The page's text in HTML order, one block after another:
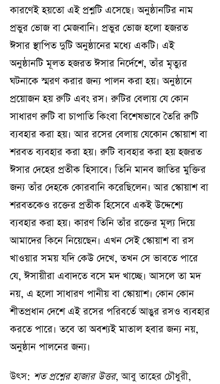
কারণেই হয়তো এই প্রশ্নটি এসেছে। অনুষ্ঠানটির নাম
প্রভুর ভোজ বা মেজবানি। প্রভুর ভোজ হলো হজরত
ঈসার স্থাপিত দুটি অনুষ্ঠানের মধ্যে একটি। এই
অনুষ্ঠানটি মূলত হজরত ঈসার নির্দেশে, তাঁর মৃত্যুর
ঘটনাকে স্মরণ করার জন্য পালন করা হয়। অনুষ্ঠানে
প্রয়োজন হয় রুটি এবং রস। রুটির বেলায় যে কোন
সাধারণ রুটি বা চাপাতি কিংবা বিশেষভাবে তৈরি রুটি
ব্যবহার করা হয়। আর রসের বেলায় যেকোন স্কোয়াশ বা
শরবত ব্যবহার করা হয়। রুটি ব্যবহার করা হয় হজরত
ঈসার দেহের প্রতীক হিসাবে। তিনি মানব জাতির মুক্তির
জন্য তাঁর দেহকে কোরবানি করেছিলেন। আর স্কোয়াশ বা
শরবতকেও রক্তের প্রতীক হিসেবে একই উদ্দেশ্যে
ব্যবহার করা হয়। কারণ তিনি তাঁর রক্তের মূল্য দিয়ে
আমাদের কিনে নিয়েছেন। এখন সেই স্কোয়াশ বা রস
খাওয়ার সময় যদি কেউ দেখে, তখন সে ভাবতে পারে
যে, ঈসায়ীরা এবাদতে বসে মদ খাচ্ছে। আসলে তা মদ
নয়, এ হলো সাধারণ পানীয় বা স্কোয়াশ। কোন কোন
শীতপ্রধান দেশে এই রসের পরিবর্তে আঙুর রসও ব্যবহার
করতে পারে। তবে তা অবশ্যই মাতাল হবার জন্য নয়,
অনুষ্ঠান পালনের জন্য।
উৎস: শত প্রশ্নের হাজার উত্তর, আবু তাহের চৌধুরী,